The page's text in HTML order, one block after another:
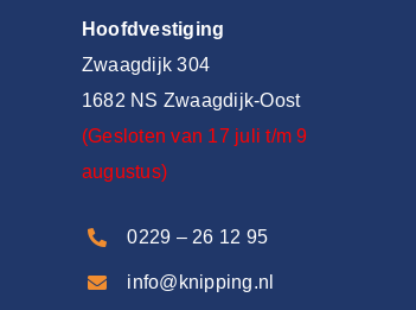
Hoofdvestiging
Zwaagdijk 304
1682 NS Zwaagdijk-Oost
(Gesloten van 17 juli t/m 9
augustus)
0229 – 26 12 95
info@knipping.nl